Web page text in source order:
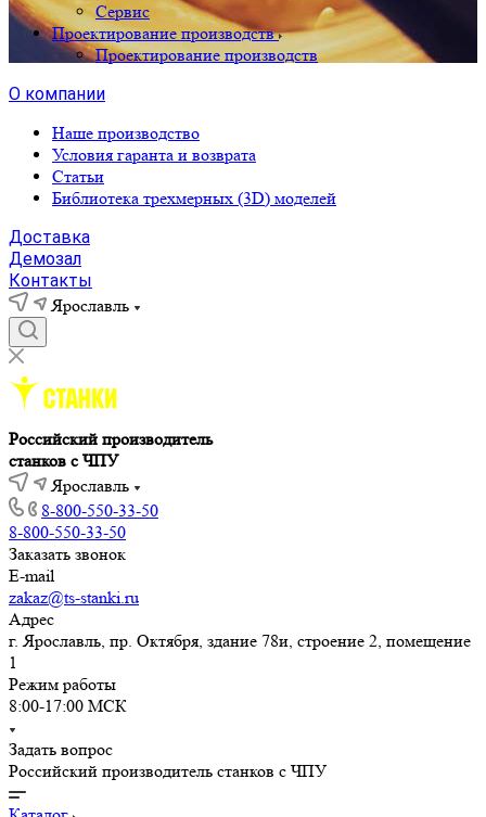
Сервис
Проектирование производств
Проектирование производств
О компании
Наше производство
Условия гаранта и возврата
Статьи
Библиотека трехмерных (3D) моделей
Доставка
Демозал
Контакты
Ярославль
Российский производитель
станков с ЧПУ
Ярославль
8-800-550-33-50
8-800-550-33-50
Заказать звонок
E-mail
zakaz@ts-stanki.ru
Адрес
г. Ярославль, пр. Октября, здание 78и, строение 2, помещение
1
Режим работы
8:00-17:00 МСК
Задать вопрос
Российский производитель станков с ЧПУ